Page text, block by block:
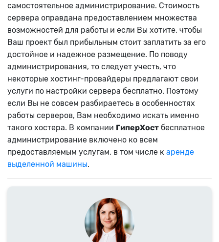
самостоятельное администрирование. Стоимость
сервера оправдана предоставлением множества
возможностей для работы и если Вы хотите, чтобы
Ваш проект был прибыльным стоит заплатить за его
достойное и надежное размещение. По поводу
администрирования, то следует учесть, что
некоторые хостинг-провайдеры предлагают свои
услуги по настройки сервера бесплатно. Поэтому
если Вы не совсем разбираетесь в особенностях
работы серверов, Вам необходимо искать именно
такого хостера. В компании ГиперХост бесплатное
администрирование включено ко всем
предоставляемым услугам, в том числе к аренде
выделенной машины.